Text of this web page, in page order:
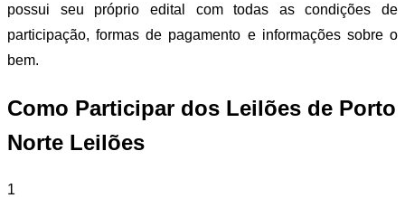
possui seu próprio edital com todas as condições de
participação, formas de pagamento e informações sobre o
bem.
Como Participar dos Leilões de Porto
Norte Leilões
1